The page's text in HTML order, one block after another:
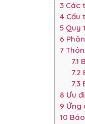
3 Các
4 Cấu
5 Quy
6
7
7.1
7.2
7.3
8 Ưu
9 Ứng
10